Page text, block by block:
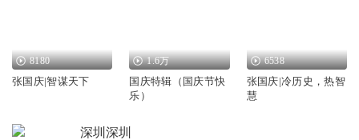
8180
张国庆|智谋天下
1.6万
国庆特辑（国庆节快
乐）
6538
张国庆|冷历史，热智
慧
深圳深圳